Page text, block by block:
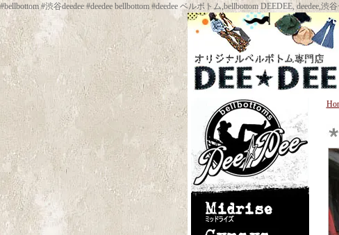
#bellbottom #渋谷deedee #deedee bellbottom #deedee ベルボトム,bellbottom DEEDEE,